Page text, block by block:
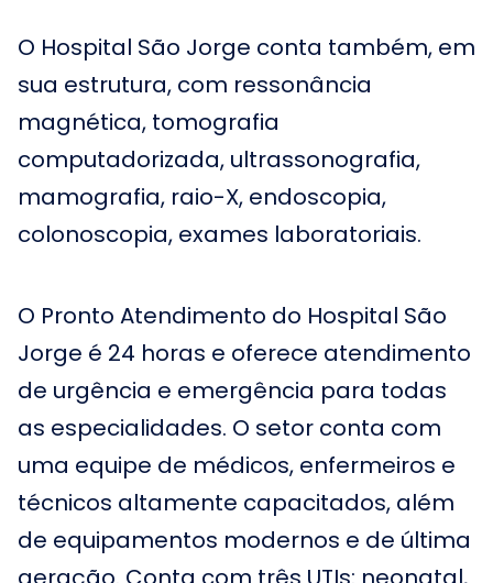
O Hospital São Jorge conta também, em
sua estrutura, com ressonância
magnética, tomografia
computadorizada, ultrassonografia,
mamografia, raio-X, endoscopia,
colonoscopia, exames laboratoriais.
O Pronto Atendimento do Hospital São
Jorge é 24 horas e oferece atendimento
de urgência e emergência para todas
as especialidades. O setor conta com
uma equipe de médicos, enfermeiros e
técnicos altamente capacitados, além
de equipamentos modernos e de última